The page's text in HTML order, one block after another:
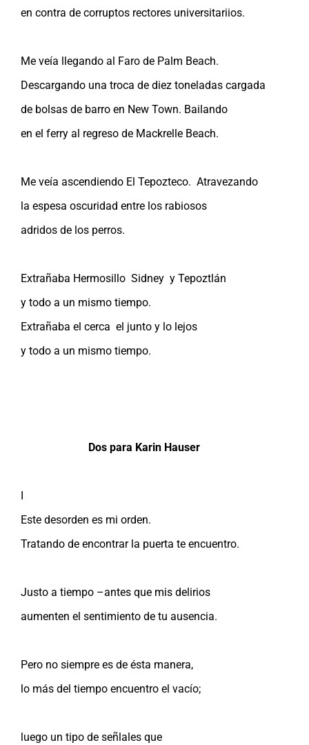
en contra de corruptos rectores universitariios.
Me veía llegando al Faro de Palm Beach.
Descargando una troca de diez toneladas cargada
de bolsas de barro en New Town. Bailando
en el ferry al regreso de Mackrelle Beach.
Me veía ascendiendo El Tepozteco. Atravezando
la espesa oscuridad entre los rabiosos
adridos de los perros.
Extrañaba Hermosillo Sidney y Tepoztlán
y todo a un mismo tiempo.
Extrañaba el cerca el junto y lo lejos
y todo a un mismo tiempo.
Dos para Karin Hauser
I
Este desorden es mi orden.
Tratando de encontrar la puerta te encuentro.
Justo a tiempo –antes que mis delirios
aumenten el sentimiento de tu ausencia.
Pero no siempre es de ésta manera,
lo más del tiempo encuentro el vacío;
luego un tipo de señlales que